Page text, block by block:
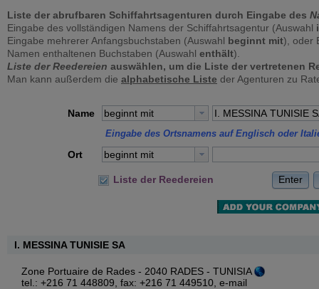
Liste der abrufbaren Schiffahrtsagenturen durch Eingabe des
Eingabe des vollständigen Namens der Schiffahrtsagentur (Auswahl
Eingabe mehrerer Anfangsbuchstaben (Auswahl beginnt mit), oder
Namen enthaltenen Buchstaben (Auswahl enthält).
Liste der Reedereien auswählen, um die Liste der vertretenen
Man kann außerdem die alphabetische Liste der Agenturen zu
Name beginnt mit
Eingabe des Ortsnamens auf Englisch oder
Ort beginnt mit
Liste der Reedereien Enter
I. MESSINA TUNISIE SA
Zone Portuaire de Rades - 2040 RADES - TUNISIA
tel.: +216 71 448809, fax: +216 71 449510, e-mail